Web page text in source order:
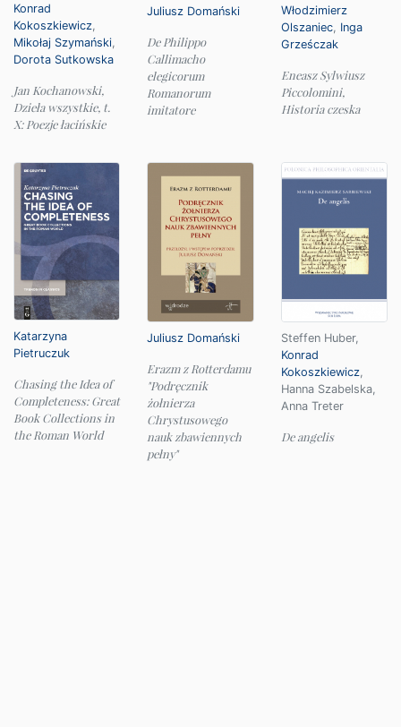
Konrad
Kokoszkiewicz,
Mikołaj Szymański,
Dorota Sutkowska
Jan Kochanowski,
Dzieła wszystkie, t.
X: Poezje łacińskie
Juliusz Domański
De Philippo
Callimacho
elegicorum
Romanorum
imitatore
Włodzimierz
Olszaniec, Inga
Grześczak
Eneasz Sylwiusz
Piccolomini,
Historia czeska
Katarzyna
Pietruczuk
Chasing the Idea of
Completeness: Great
Book Collections in
the Roman World
Juliusz Domański
Erazm z Rotterdamu
"Podręcznik
żołnierza
Chrystusowego
nauk zbawiennych
pełny"
Steffen Huber,
Konrad
Kokoszkiewicz,
Hanna Szabelska,
Anna Treter
De angelis